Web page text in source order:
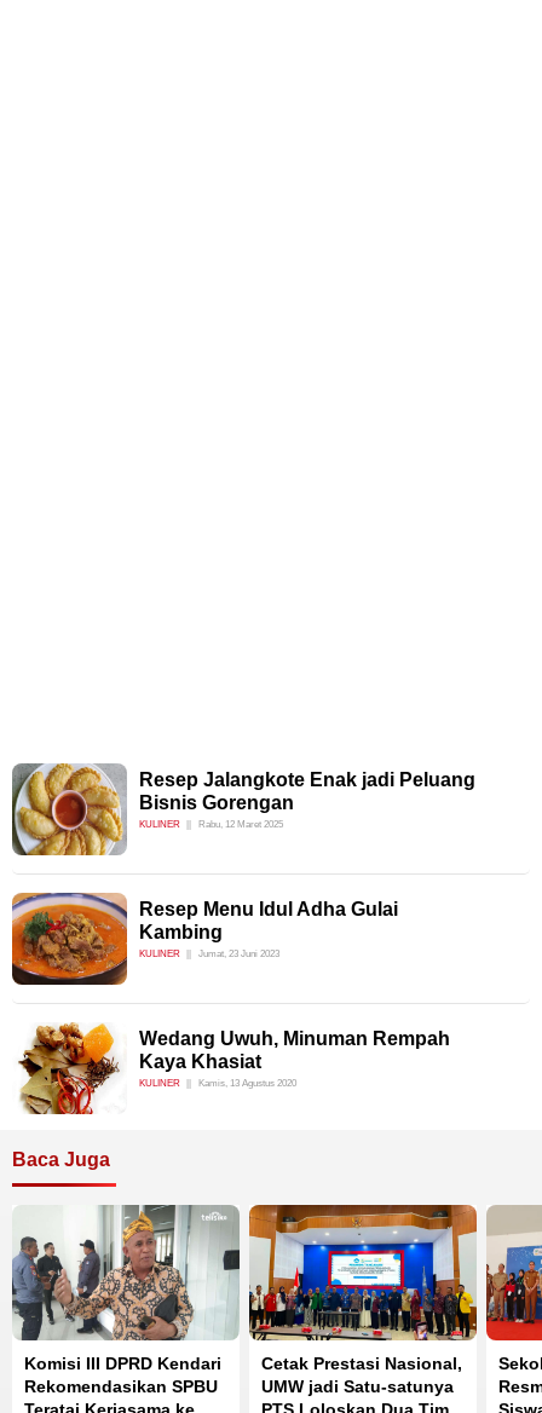
Resep Jalangkote Enak jadi Peluang
Bisnis Gorengan
KULINER Rabu, 12 Maret 2025
Resep Menu Idul Adha Gulai
Kambing
KULINER Jumat, 23 Juni 2023
Wedang Uwuh, Minuman Rempah
Kaya Khasiat
KULINER Kamis, 13 Agustus 2020
Baca Juga
Komisi III DPRD Kendari
Rekomendasikan SPBU
Cetak Prestasi Nasional,
UMW jadi Satu-satunya